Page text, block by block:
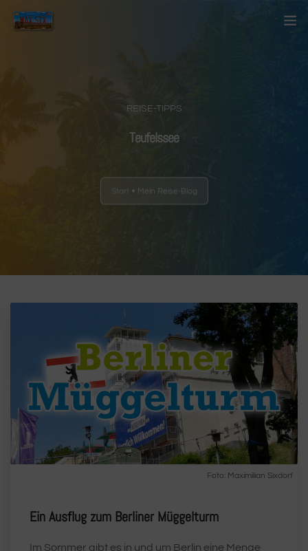
REISE-TIPPS
Teufelssee
Start Mein Reise-Blog
Foto: Maximilian Sixdorf
Ein Ausflug zum Berliner Müggelturm
Im Sommer gibt es in und um Berlin eine Menge